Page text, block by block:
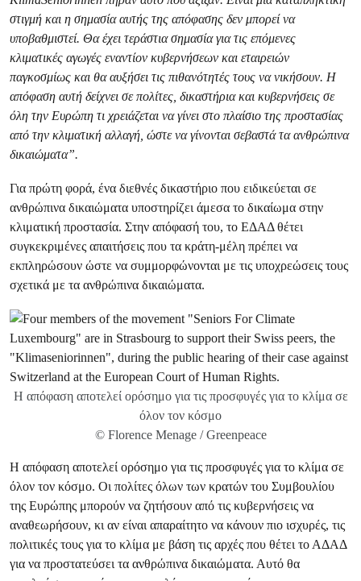
στιγμή και η σημασία αυτής της απόφασης δεν μπορεί να
υποβαθμιστεί. Θα έχει τεράστια σημασία για τις επόμενες
κλιματικές αγωγές εναντίον κυβερνήσεων και εταιρειών
παγκοσμίως και θα αυξήσει τις πιθανότητές τους να νικήσουν. Η
απόφαση αυτή δείχνει σε πολίτες, δικαστήρια και κυβερνήσεις σε
όλη την Ευρώπη τι χρειάζεται να γίνει στο πλαίσιο της προστασίας
από την κλιματική αλλαγή, ώστε να γίνονται σεβαστά τα ανθρώπινα
δικαιώματα”.
Για πρώτη φορά, ένα διεθνές δικαστήριο που ειδικεύεται σε
ανθρώπινα δικαιώματα υποστηρίζει άμεσα το δικαίωμα στην
κλιματική προστασία. Στην απόφασή του, το ΕΔΑΔ θέτει
συγκεκριμένες απαιτήσεις που τα κράτη-μέλη πρέπει να
εκπληρώσουν ώστε να συμμορφώνονται με τις υποχρεώσεις τους
σχετικά με τα ανθρώπινα δικαιώματα.
Η απόφαση αποτελεί ορόσημο για τις προσφυγές για το κλίμα σε
όλον τον κόσμο
© Florence Menage / Greenpeace
Η απόφαση αποτελεί ορόσημο για τις προσφυγές για το κλίμα σε
όλον τον κόσμο. Οι πολίτες όλων των κρατών του Συμβουλίου
της Ευρώπης μπορούν να ζητήσουν από τις κυβερνήσεις να
αναθεωρήσουν, κι αν είναι απαραίτητο να κάνουν πιο ισχυρές, τις
πολιτικές τους για το κλίμα με βάση τις αρχές που θέτει το ΑΔΑΔ
για να προστατεύσει τα ανθρώπινα δικαιώματα. Αυτό θα